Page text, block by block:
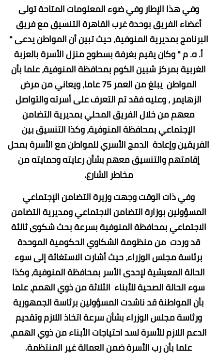
وفي هذا الإطار وفي ضوء المعلومات المتاحة تولى
أعضاء الفريق بوحدة غرب القاهرة التنسيق مع فريق
البرنامج بمديرية المنوفية، حيث تبين أن المواطن يدعى "
أ. ه. م " وكان يقيم بغرفة بسطوح منزل الأسرة بالعزبة
الغربية بمركز شبين الكوم بمحافظة المنوفية، علما بأن
المواطن يبلغ من العمر 75 عاما، ويعاني من مرض
الزهايمر ، وعليه فقد تم التعرف على أسرته والتواصل
معهم من خلال الفريق المحلي بمديرية التضامن
الإجتماعي بمحافظة المنوفية، وكذا التنسيق بين
الفريقين وإعادة الدمج الأسري للمواطن مع الأسرة بمحل
إقامتهم والتنسيق معهم بشأن رعايته وحمايته من
مخاطر الشارع.
وفي ذات الوقت وجهت وزيرة التضامن الإجتماعي
المسؤولين بوزارة التضامن الاجتماعي ومديرية التضامن
الاجتماعي بمحافظة المنوفية بسرعة بحث شكوى ثالثة
قد وردت من منظومة الشكاوي الحكومية الموحدة
برئاسة مجلس الوزراء، حيث أشارت الاستغاثة إلى سوء
الحالة المعيشية لإحدى الأسر بمحافظة المنوفية، وكذا
سوء الحالة الصحية للأبناء الثلاثة من ذوي الهمم، علما
بأن المواطنة قد ناشدت المسؤولين برئاسة الجمهورية
ورئاسة مجلس الوزراء بشأن سرعة اتخاذ اللازم وتقديم
الدعم اللازم للأسرة لسد احتياجات الأبناء من ذوي الهمم،
علما بأن رب الأسرة ضمن العمالة غير المنتظمة.